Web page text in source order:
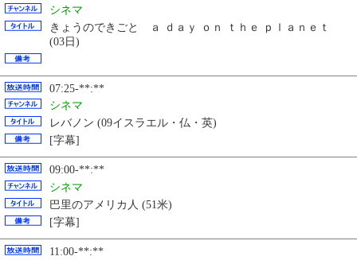
シネマ
きょうのできごと ａ ｄａｙ ｏｎ ｔｈｅ ｐｌａｎｅｔ
(03日)
07:25-**:**
シネマ
レバノン (09イスラエル・仏・英)
[字幕]
09:00-**:**
シネマ
巴里のアメリカ人 (51米)
[字幕]
11:00-**:**